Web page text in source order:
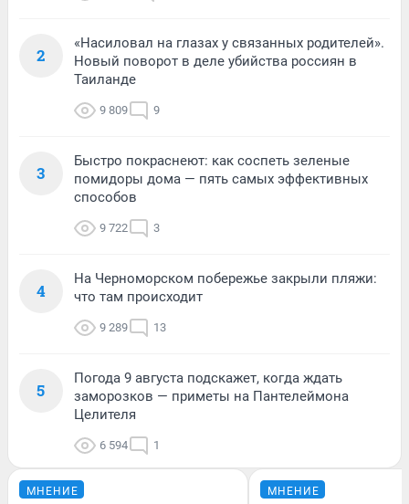
2
«Насиловал на глазах у связанных родителей».
Новый поворот в деле убийства россиян в
Таиланде
9 809 9
3
Быстро покраснеют: как соспеть зеленые
помидоры дома — пять самых эффективных
способов
9 722 3
4
На Черноморском побережье закрыли пляжи:
что там происходит
9 289 13
5
Погода 9 августа подскажет, когда ждать
заморозков — приметы на Пантелеймона
Целителя
6 594 1
МНЕНИЕ МНЕНИЕ